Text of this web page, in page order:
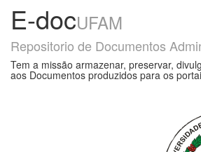
E-docUFAM
Repositorio de Documentos
Tem a missão armazenar, preservar,
aos Documentos produzidos para os